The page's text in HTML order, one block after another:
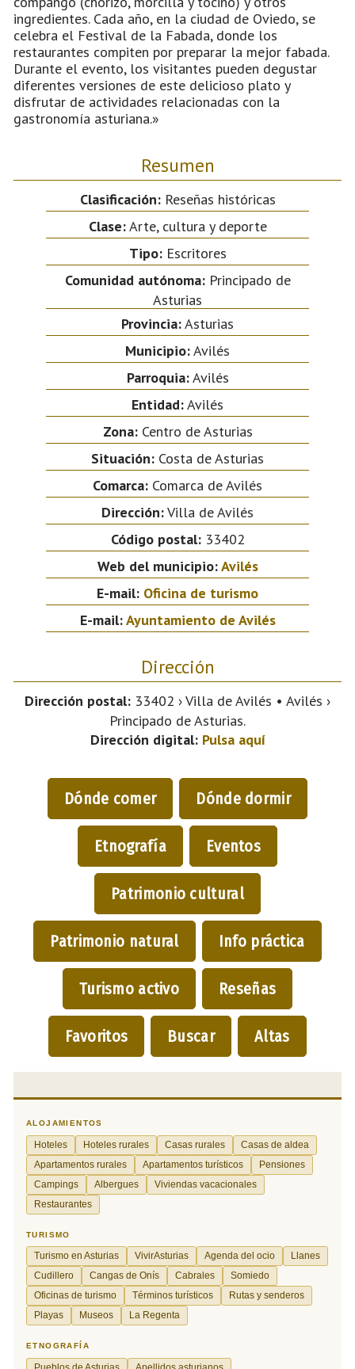
ingredientes. Cada año, en la ciudad de Oviedo, se
celebra el Festival de la Fabada, donde los
restaurantes compiten por preparar la mejor fabada.
Durante el evento, los visitantes pueden degustar
diferentes versiones de este delicioso plato y
disfrutar de actividades relacionadas con la
gastronomía asturiana.»
Resumen
Clasificación:Reseñas históricas
Clase:Arte, cultura y deporte
Tipo:Escritores
Comunidad autónoma:Principado de
Asturias
Provincia:Asturias
Municipio:Avilés
Parroquia:Avilés
Entidad:Avilés
Zona:Centro de Asturias
Situación: Costa de Asturias
Comarca: Comarca de Avilés
Dirección:Villa de Avilés
Código postal:33402
Web del municipio:Avilés
E-mail: Oficina de turismo
E-mail:Ayuntamiento de Avilés
Dirección
Dirección postal: 33402 › Villa de Avilés • Avilés ›
Principado de Asturias.
Dirección digital: Pulsa aquí
Dónde comer Dónde dormir
Etnografía Eventos
Patrimonio cultural
Patrimonio natural Info práctica
Turismo activo Reseñas
Favoritos Buscar Altas